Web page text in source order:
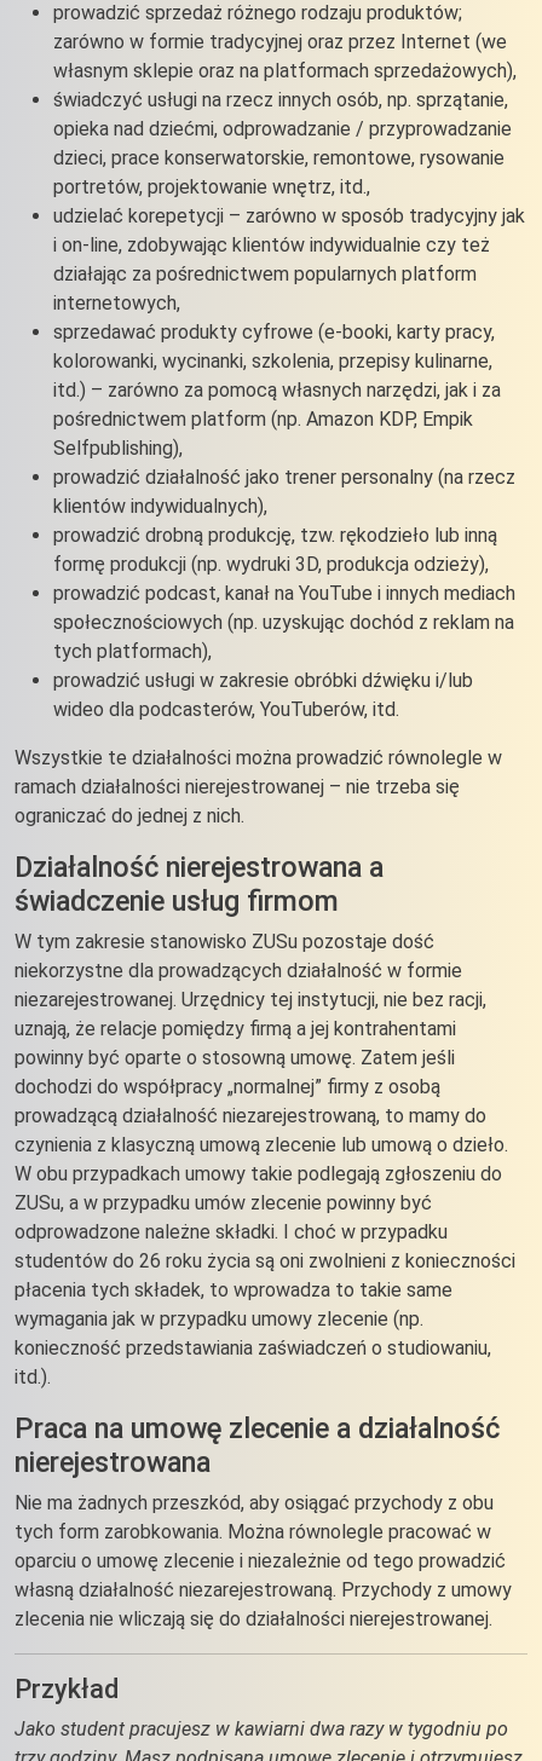
prowadzić sprzedaż różnego rodzaju produktów;
zarówno w formie tradycyjnej oraz przez Internet (we
własnym sklepie oraz na platformach sprzedażowych),
świadczyć usługi na rzecz innych osób, np. sprzątanie,
opieka nad dziećmi, odprowadzanie / przyprowadzanie
dzieci, prace konserwatorskie, remontowe, rysowanie
portretów, projektowanie wnętrz, itd.,
udzielać korepetycji – zarówno w sposób tradycyjny jak
i on-line, zdobywając klientów indywidualnie czy też
działając za pośrednictwem popularnych platform
internetowych,
sprzedawać produkty cyfrowe (e-booki, karty pracy,
kolorowanki, wycinanki, szkolenia, przepisy kulinarne,
itd.) – zarówno za pomocą własnych narzędzi, jak i za
pośrednictwem platform (np. Amazon KDP, Empik
Selfpublishing),
prowadzić działalność jako trener personalny (na rzecz
klientów indywidualnych),
prowadzić drobną produkcję, tzw. rękodzieło lub inną
formę produkcji (np. wydruki 3D, produkcja odzieży),
prowadzić podcast, kanał na YouTube i innych mediach
społecznościowych (np. uzyskując dochód z reklam na
tych platformach),
prowadzić usługi w zakresie obróbki dźwięku i/lub
wideo dla podcasterów, YouTuberów, itd.
Wszystkie te działalności można prowadzić równolegle w
ramach działalności nierejestrowanej – nie trzeba się
ograniczać do jednej z nich.
Działalność nierejestrowana a
świadczenie usług firmom
W tym zakresie stanowisko ZUSu pozostaje dość
niekorzystne dla prowadzących działalność w formie
niezarejestrowanej. Urzędnicy tej instytucji, nie bez racji,
uznają, że relacje pomiędzy firmą a jej kontrahentami
powinny być oparte o stosowną umowę. Zatem jeśli
dochodzi do współpracy „normalnej” firmy z osobą
prowadzącą działalność niezarejestrowaną, to mamy do
czynienia z klasyczną umową zlecenie lub umową o dzieło.
W obu przypadkach umowy takie podlegają zgłoszeniu do
ZUSu, a w przypadku umów zlecenie powinny być
odprowadzone należne składki. I choć w przypadku
studentów do 26 roku życia są oni zwolnieni z konieczności
płacenia tych składek, to wprowadza to takie same
wymagania jak w przypadku umowy zlecenie (np.
konieczność przedstawiania zaświadczeń o studiowaniu,
itd.).
Praca na umowę zlecenie a działalność
nierejestrowana
Nie ma żadnych przeszkód, aby osiągać przychody z obu
tych form zarobkowania. Można równolegle pracować w
oparciu o umowę zlecenie i niezależnie od tego prowadzić
własną działalność niezarejestrowaną. Przychody z umowy
zlecenia nie wliczają się do działalności nierejestrowanej.
Przykład
Jako student pracujesz w kawiarni dwa razy w tygodniu po